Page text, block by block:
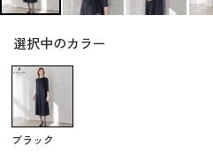
選択中のカラー
ブラック